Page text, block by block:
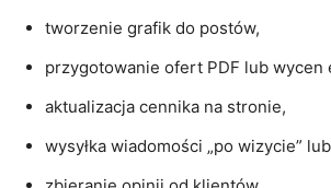
tworzenie grafik do postów,
przygotowanie ofert PDF lub wycen
aktualizacja cennika na stronie,
wysyłka wiadomości „po wizycie”